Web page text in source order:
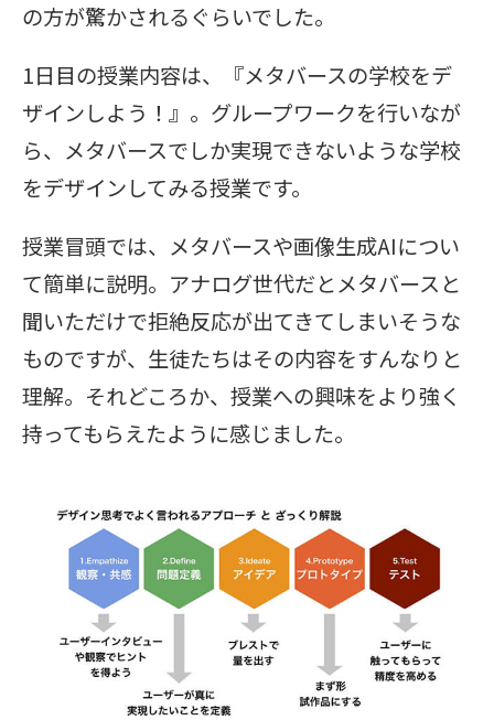
の方が驚かされるぐらいでした。
1日目の授業内容は、『メタバースの学校をデ
ザインしよう！』。グループワークを行いなが
ら、メタバースでしか実現できないような学校
をデザインしてみる授業です。
授業冒頭では、メタバースや画像生成AIについ
て簡単に説明。アナログ世代だとメタバースと
聞いただけで拒絶反応が出てきてしまいそうな
ものですが、生徒たちはその内容をすんなりと
理解。それどころか、授業への興味をより強く
持ってもらえたように感じました。